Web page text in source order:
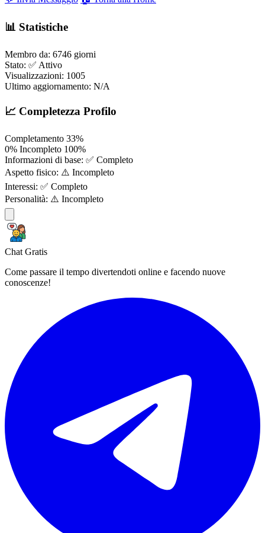
📊 Statistiche
Membro da: 6746 giorni
Stato: ✅ Attivo
Visualizzazioni: 1005
Ultimo aggiornamento: N/A
📈 Completezza Profilo
Completamento 33%
0% Incompleto 100%
Informazioni di base: ✅ Completo
Aspetto fisico: ⚠️ Incompleto
Interessi: ✅ Completo
Personalità: ⚠️ Incompleto
Chat Gratis
Come passare il tempo divertendoti online e facendo nuove
conoscenze!